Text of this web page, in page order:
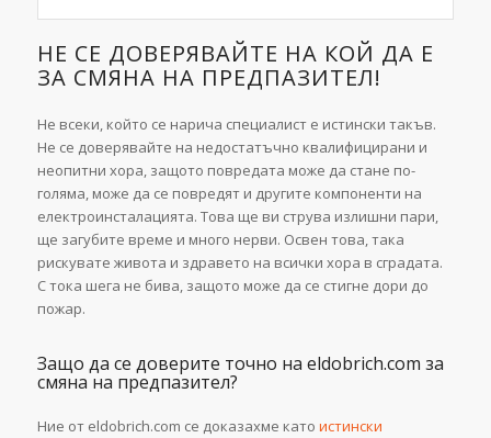
НЕ СЕ ДОВЕРЯВАЙТЕ НА КОЙ ДА Е
ЗА СМЯНА НА ПРЕДПАЗИТЕЛ!
Не всеки, който се нарича специалист е истински такъв.
Не се доверявайте на недостатъчно квалифицирани и
неопитни хора, защото повредата може да стане по-
голяма, може да се повредят и другите компоненти на
електроинсталацията. Това ще ви струва излишни пари,
ще загубите време и много нерви. Освен това, така
рискувате живота и здравето на всички хора в сградата.
С тока шега не бива, защото може да се стигне дори до
пожар.
Защо да се доверите точно на eldobrich.com за
смяна на предпазител?
Ние от eldobrich.com се доказахме като истински